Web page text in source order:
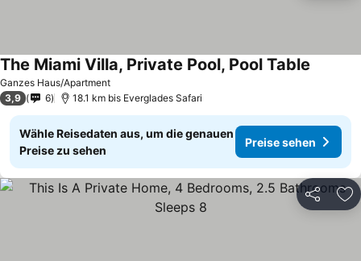
Ganzes Haus/Apartment
The Miami Villa, Private Pool, Pool Table
3,9 6 18.1 km bis Everglades Safari
Wähle Reisedaten aus, um die genauen
Preise zu sehen
Preise sehen
Teilen